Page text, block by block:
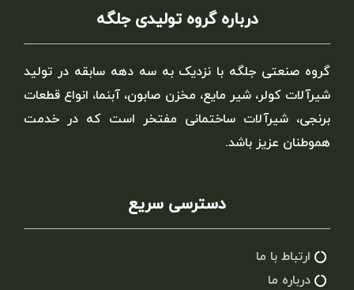
درباره گروه تولیدی جلگه
گروه صنعتی جلگه با نزدیک به سه دهه سابقه در تولید
شیرآلات کولر، شیر مایع، مخزن صابون، آبنما، انواع قطعات
برنجی، شیرآلات ساختمانی مفتخر است که در خدمت
هموطنان عزیز باشد.
دسترسی سریع
ارتباط با ما
درباره ما